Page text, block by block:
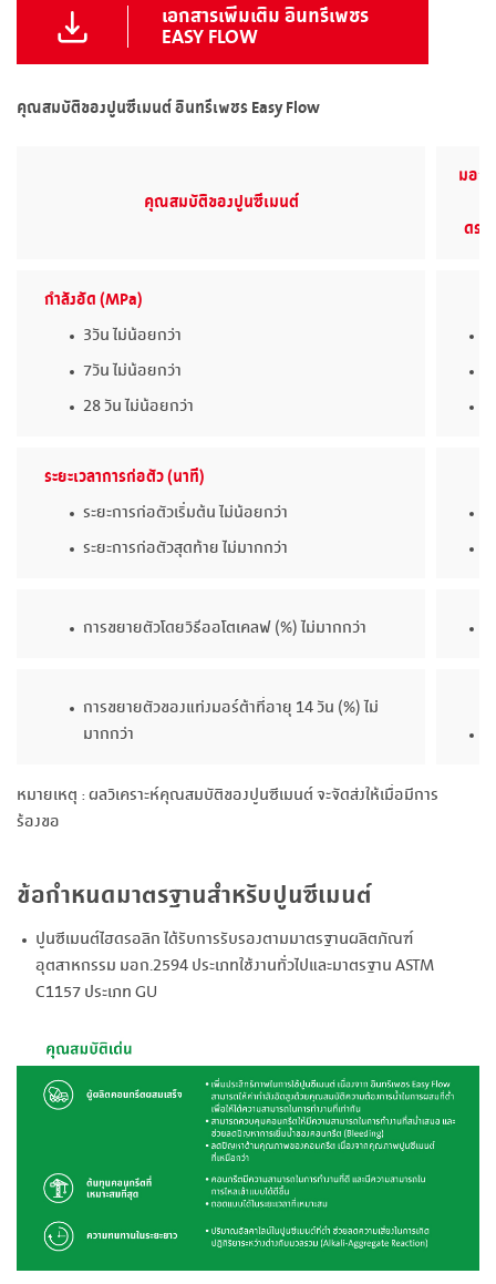
เอกสารเพิ่มเติม อินทรีเพชร
EASY FLOW
คุณสมบัติของปูนซีเมนต์ อินทรีเพชร Easy Flow
คุณสมบัติของปูนซีเมนต์
มอก.
ดรอ
กำลังอัด (MPa)
3วัน ไม่น้อยกว่า
7วัน ไม่น้อยกว่า
28 วัน ไม่น้อยกว่า
ระยะเวลาการก่อตัว (นาที)
ระยะการก่อตัวเริ่มต้น ไม่น้อยกว่า
ระยะการก่อตัวสุดท้าย ไม่มากกว่า
การขยายตัวโดยวิธีออโตเคลฟ (%) ไม่มากกว่า
การขยายตัวของแท่งมอร์ต้าที่อายุ 14 วัน (%) ไม่
มากกว่า
หมายเหตุ : ผลวิเคราะห์คุณสมบัติของปูนซีเมนต์ จะจัดส่งให้เมื่อมีการ
ร้องขอ
ข้อกำหนดมาตรฐานสำหรับปูนซีเมนต์
ปูนซีเมนต์ไฮดรอลิก ได้รับการรับรองตามมาตรฐานผลิตภัณฑ์
อุตสาหกรรม มอก.2594 ประเภทใช้งานทั่วไปและมาตรฐาน ASTM
C1157 ประเภท GU